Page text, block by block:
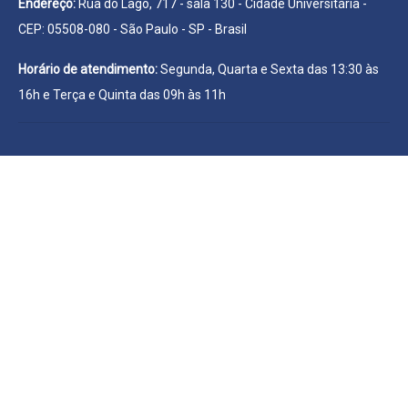
Endereço: Rua do Lago, 717 - sala 130 - Cidade Universitária -
CEP: 05508-080 - São Paulo - SP - Brasil
Horário de atendimento:Segunda, Quarta e Sexta das 13:30 às
16h e Terça e Quinta das 09h às 11h